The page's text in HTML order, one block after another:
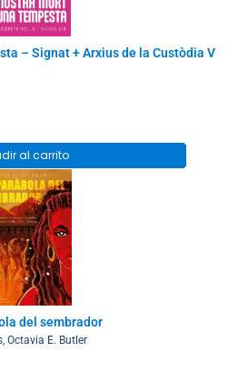
– Signat + Arxius de la Custòdia V
al carrito
del sembrador
, Octavia E. Butler